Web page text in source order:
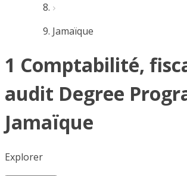
Jamaïque
1 Comptabilité,
audit Degree
Jamaïque
Explorer